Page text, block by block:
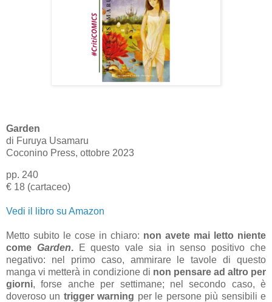
Garden
di Furuya Usamaru
Coconino Press, ottobre 2023
pp. 240
€ 18 (cartaceo)
Vedi il libro su Amazon
Metto subito le cose in chiaro: non avete mai letto niente
come Garden.
E questo vale sia in senso positivo che
negativo: nel primo caso, ammirare le tavole di questo
manga vi metterà in condizione di non pensare ad altro per
giorni, forse anche per settimane; nel secondo caso, è
doveroso un trigger warning per le persone più sensibili e